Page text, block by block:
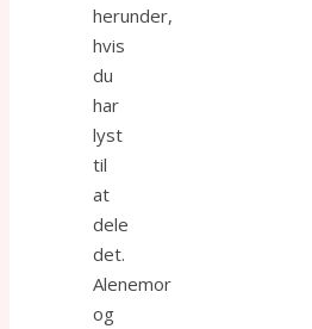
herunder,
hvis
du
har
lyst
til
at
dele
det.
Alenemor
og